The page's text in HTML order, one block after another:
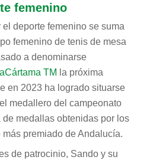
femenino
deporte femenino se suma
femenino de tenis de mesa
a denominarse
TM la próxima
en 2023 ha logrado situarse
medallero del campeonato
medallas obtenidas por los
premiado de Andalucía.
de patrocinio, Sando y su